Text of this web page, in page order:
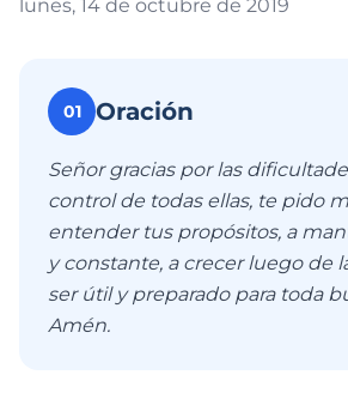
lunes, 14 de octubre de 2019
01 Oración
Señor gracias por las
control de todas ellas, te pido
entender tus propósitos, a
y constante, a crecer luego de
ser útil y preparado para toda
Amén.